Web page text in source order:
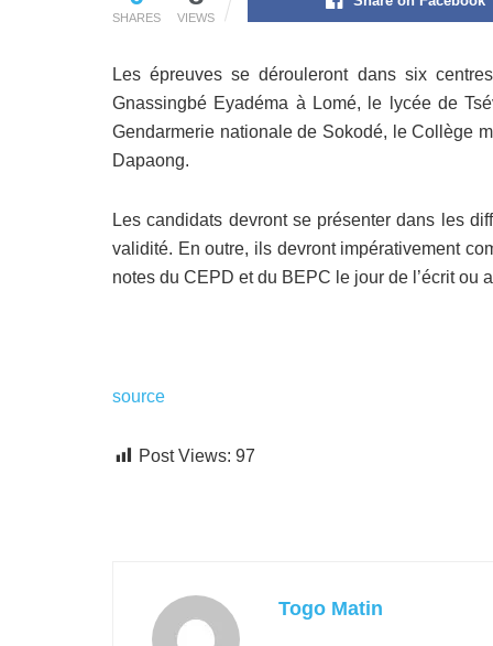
SHARES VIEWS
Les épreuves se dérouleront dans six
Gnassingbé Eyadéma à Lomé, le lycée de
Gendarmerie nationale de Sokodé, le Collège
Dapaong.
Les candidats devront se présenter dans les
validité. En outre, ils devront impérativement
notes du CEPD et du BEPC le jour de l’écrit
source
Post Views: 97
Togo Matin